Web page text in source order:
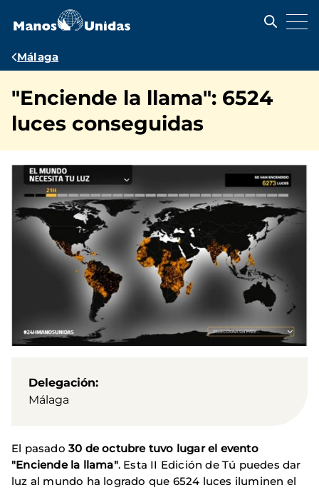
contenido
Ruta
navegación
Málaga
"Enciende la llama": 6524
luces conseguidas
Delegación
Málaga
El pasado 30 de octubre tuvo lugar el evento
"Enciende la llama". Esta II Edición de Tú puedes dar
luz al mundo ha logrado que 6524 luces iluminen el